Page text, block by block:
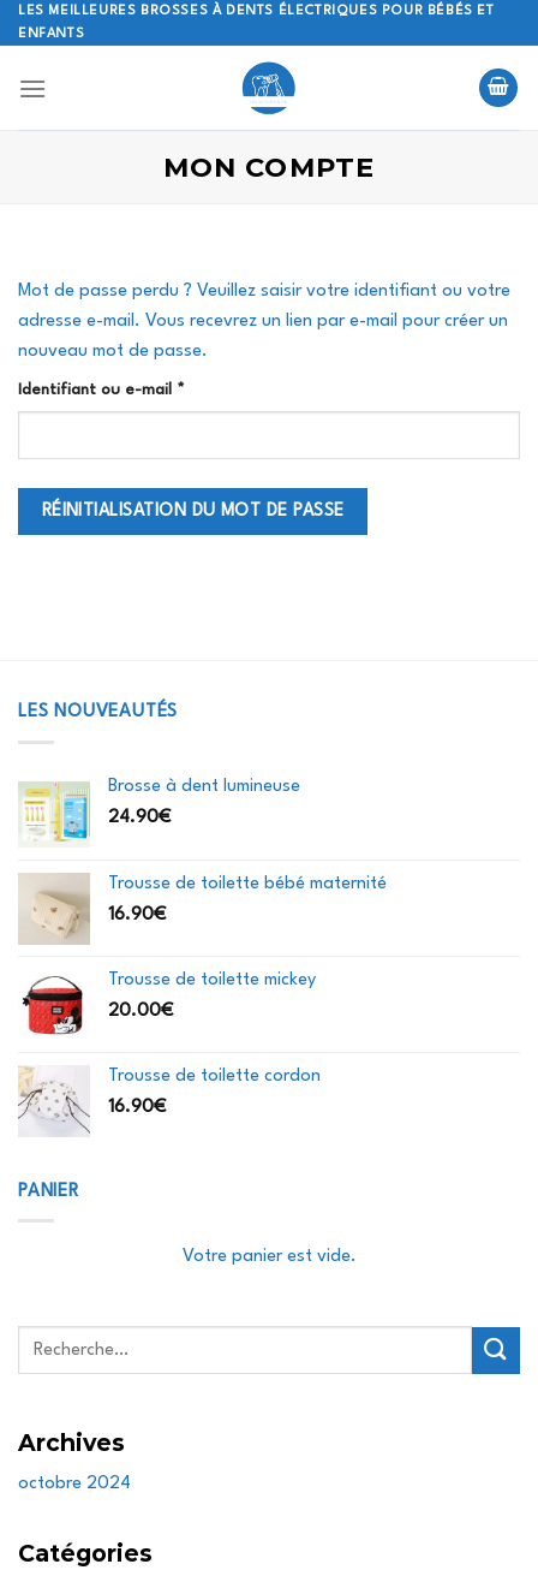
Skip
to
LES MEILLEURES BROSSES À DENTS ÉLECTRIQUES POUR BÉBÉS ET
ENFANTS
MON COMPTE
Mot de passe perdu ? Veuillez saisir votre identifiant ou votre
adresse e-mail. Vous recevrez un lien par e-mail pour créer un
nouveau mot de passe.
Identifiant ou e-mail *Obligatoire
RÉINITIALISATION DU MOT DE PASSE
LES NOUVEAUTÉS
Brosse à dent lumineuse
24.90€
Trousse de toilette bébé maternité
16.90€
Trousse de toilette mickey
20.00€
Trousse de toilette cordon
16.90€
PANIER
Votre panier est vide.
Recherche
Archives
octobre 2024
Catégories